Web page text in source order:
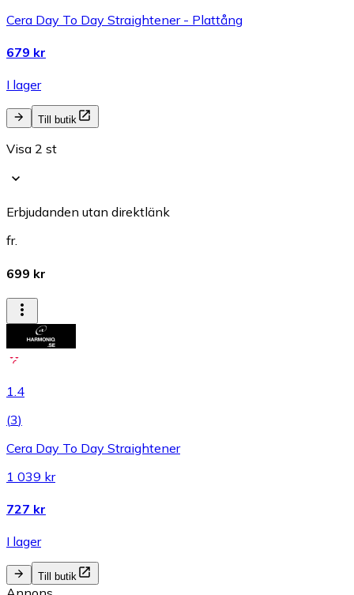
Cera Day To Day Straightener - Plattång
679 kr
I lager
Till butik
Visa 2 st
Erbjudanden utan direktlänk
fr.
699 kr
1.4
(3)
Cera Day To Day Straightener
1 039 kr
727 kr
I lager
Till butik